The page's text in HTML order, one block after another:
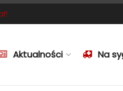
Aktualności Na